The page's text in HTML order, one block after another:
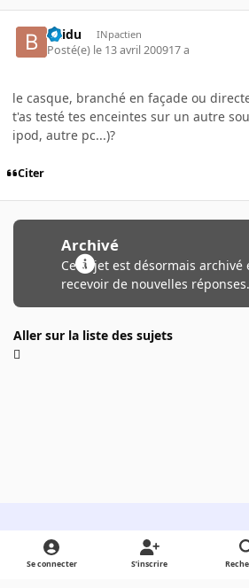
Baidu INpactien
Posté(e) le 13 avril 200917 a
le casque, branché en façade ou
t'as testé tes enceintes sur un autre
ipod, autre pc...)?
Citer
Archivé
Ce sujet est désormais
recevoir de nouvelles réponses.
Aller sur la liste des sujets
Light ModeDark ModeSystem Preference
Se connecter S’inscrire